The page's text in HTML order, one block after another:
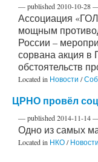
—published2010-10-28
Ассоциация
мощным
России –
сорвана акция в
обстоятельств
Located in Новости /
ЦРНО провёл
—published2014-11-14
Одно из самых
Located in НКО/